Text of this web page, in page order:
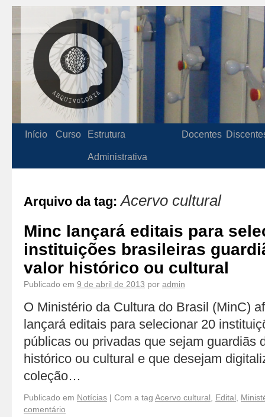
Início Curso Estrutura
Administrativa
Docentes
Arquivo da tag:Acervo cultural
Minc lançará editais para
instituições brasileiras
valor histórico ou cultural
Publicado em 9 de abril de 2013 por admin
O Ministério da Cultura do Brasil (MinC)
lançará editais para selecionar 20
públicas ou privadas que sejam guardiãs
histórico ou cultural e que desejam
coleção…
Publicado em Notícias | Com a tag Acervo cultural Edital
comentário